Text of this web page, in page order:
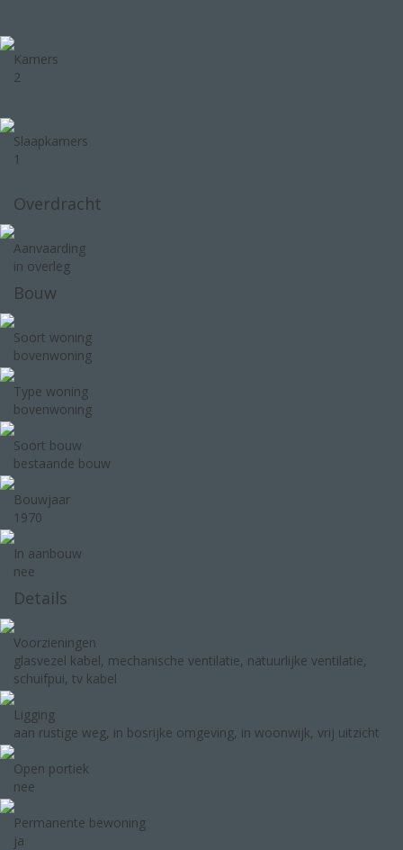
Kamers
2
Slaapkamers
1
Overdracht
Aanvaarding
in overleg
Bouw
Soort woning
bovenwoning
Type woning
bovenwoning
Soort bouw
bestaande bouw
Bouwjaar
1970
In aanbouw
nee
Details
Voorzieningen
glasvezel kabel, mechanische ventilatie, natuurlijke ventilatie,
schuifpui, tv kabel
Ligging
aan rustige weg, in bosrijke omgeving, in woonwijk, vrij uitzicht
Open portiek
nee
Permanente bewoning
ja